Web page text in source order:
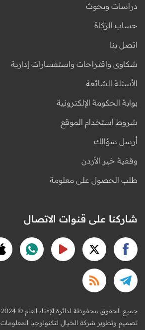
دراسات وبحوث
حساب الزكاة
اتصل بنا
شكاوى واقتراحات واستفسارات إدارية
الأسئلة الشائعة
بوابة الحكومة الإلكترونية
شروط استخدام الموقع
أرسل سؤالك
وقفية خير الأردن
طلب الحصول على معلومة
شاركنا على قنوات الاتصال
2024 © جميع الحقوق محفوظة لدائرة الإفتاء العام
تصميم وتطوير شركة الخيال لتكنولوجيا المعلومات